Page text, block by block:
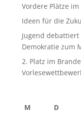
Vordere Plätze im
Ideen für die
Jugend
Demokratie zum
2. Platz im
M D